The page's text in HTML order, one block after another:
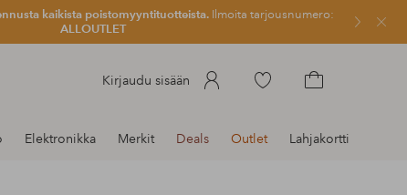
kaikista poistomyyntituotteista.Ilmoita tarjousnumero:
ALLOUTLET
Sulje
Kirjaudu sisään
Siirry
Elektronikka Merkit Deals Outlet Lahjakortti